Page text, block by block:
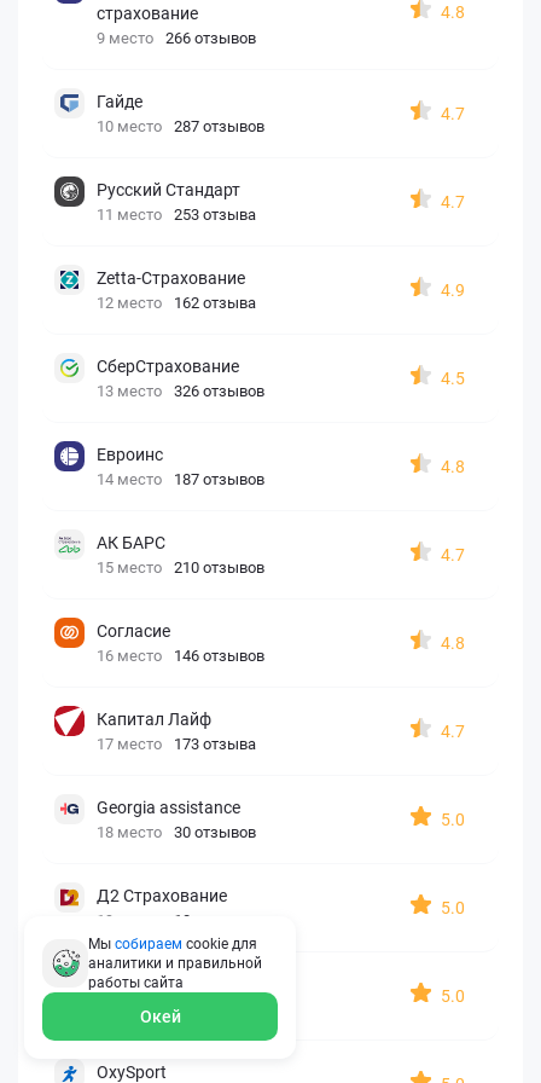
страхование
9 место 266 отзывов
4.8
Гайде
10 место 287 отзывов
4.7
Русский Стандарт
11 место 253 отзыва
4.7
Zetta-Страхование
12 место 162 отзыва
4.9
СберСтрахование
13 место 326 отзывов
4.5
Евроинс
14 место 187 отзывов
4.8
АК БАРС
15 место 210 отзывов
4.7
Согласие
16 место 146 отзывов
4.8
Капитал Лайф
17 место 173 отзыва
4.7
Georgia assistance
18 место 30 отзывов
5.0
Д2 Страхование
19 место 10 отзывов
5.0
АйАйСи
20 место 7 отзывов
5.0
OxySport
Мы собираем cookie для
аналитики и правильной
работы сайта
Окей